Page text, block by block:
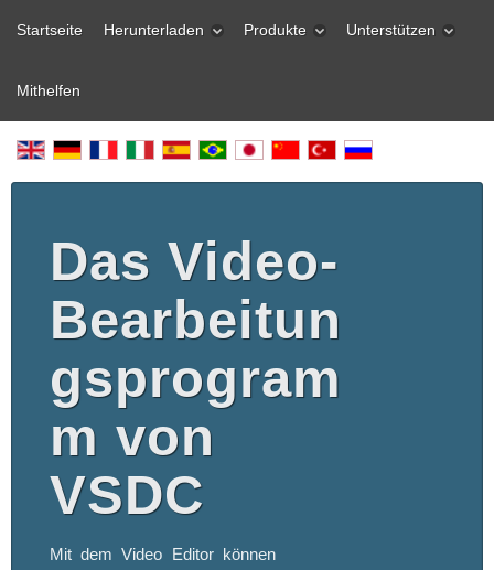
Startseite Herunterladen Produkte Unterstützen
Mithelfen
Das Video-
Bearbeitun
gsprogram
m von
VSDC
Mit dem Video Editor können